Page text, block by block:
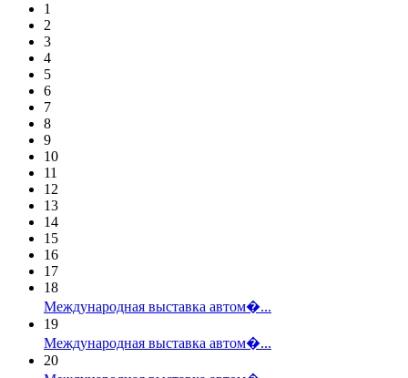
1
2
3
4
5
6
7
8
9
10
11
12
13
14
15
16
17
18
Международная выставка автом�...
19
Международная выставка автом�...
20